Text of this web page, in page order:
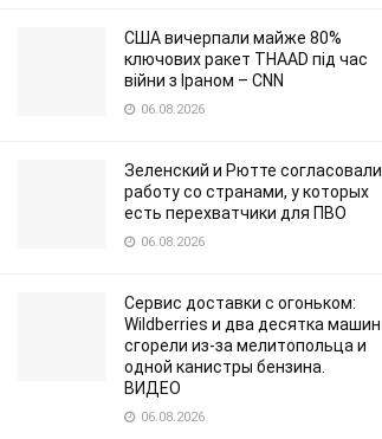
США вичерпали майже 80%
ключових ракет THAAD під час
війни з Іраном – CNN
06.08.2026
Зеленский и Рютте согласовали
работу со странами, у которых
есть перехватчики для ПВО
06.08.2026
Сервис доставки с огоньком:
Wildberries и два десятка машин
сгорели из-за мелитопольца и
одной канистры бензина.
ВИДЕО
06.08.2026